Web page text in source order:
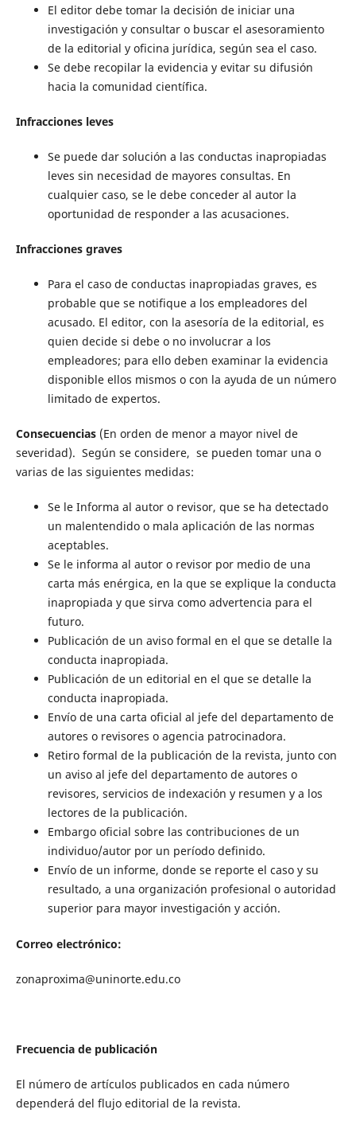
El editor debe tomar la decisión de iniciar una
investigación y consultar o buscar el asesoramiento
de la editorial y oficina jurídica, según sea el caso.
Se debe recopilar la evidencia y evitar su difusión
hacia la comunidad científica.
Infracciones leves
Se puede dar solución a las conductas inapropiadas
leves sin necesidad de mayores consultas. En
cualquier caso, se le debe conceder al autor la
oportunidad de responder a las acusaciones.
Infracciones graves
Para el caso de conductas inapropiadas graves, es
probable que se notifique a los empleadores del
acusado. El editor, con la asesoría de la editorial, es
quien decide si debe o no involucrar a los
empleadores; para ello deben examinar la evidencia
disponible ellos mismos o con la ayuda de un número
limitado de expertos.
Consecuencias (En orden de menor a mayor nivel de
severidad). Según se considere, se pueden tomar una o
varias de las siguientes medidas:
Se le Informa al autor o revisor, que se ha detectado
un malentendido o mala aplicación de las normas
aceptables.
Se le informa al autor o revisor por medio de una
carta más enérgica, en la que se explique la conducta
inapropiada y que sirva como advertencia para el
futuro.
Publicación de un aviso formal en el que se detalle la
conducta inapropiada.
Publicación de un editorial en el que se detalle la
conducta inapropiada.
Envío de una carta oficial al jefe del departamento de
autores o revisores o agencia patrocinadora.
Retiro formal de la publicación de la revista, junto con
un aviso al jefe del departamento de autores o
revisores, servicios de indexación y resumen y a los
lectores de la publicación.
Embargo oficial sobre las contribuciones de un
individuo/autor por un período definido.
Envío de un informe, donde se reporte el caso y su
resultado, a una organización profesional o autoridad
superior para mayor investigación y acción.
Correo electrónico:
zonaproxima@uninorte.edu.co
Frecuencia de publicación
El número de artículos publicados en cada número
dependerá del flujo editorial de la revista.